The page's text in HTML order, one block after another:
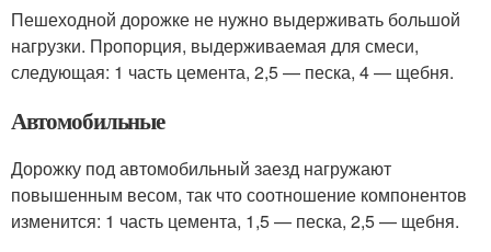
Пешеходной дорожке не нужно выдерживать большой
нагрузки. Пропорция, выдерживаемая для смеси,
следующая: 1 часть цемента, 2,5 — песка, 4 — щебня.
Автомобильные
Дорожку под автомобильный заезд нагружают
повышенным весом, так что соотношение компонентов
изменится: 1 часть цемента, 1,5 — песка, 2,5 — щебня.